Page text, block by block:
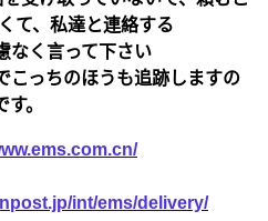
、私達と連絡する
慮なく言って下さい
こっちのほうも追跡しますの
。
int/ems/delivery/